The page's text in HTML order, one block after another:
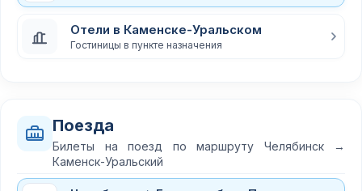
Отели в Каменске-Уральском
Гостиницы в пункте назначения
Поезда
Билеты на поезд по маршруту Челябинск →
Каменск-Уральский